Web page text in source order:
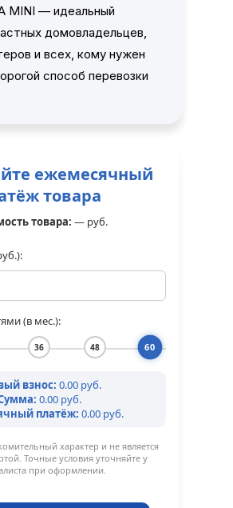
MINI — идеальный
домовладельцев,
и всех, кому нужен
способ перевозки
ежемесячный
товара
товара: — руб.
(в мес.):
36 48 60
взнос: 0.00 руб.
0.00 руб.
платёж: 0.00 руб.
характер и не является
Точные условия уточняйте у
при оформлении.